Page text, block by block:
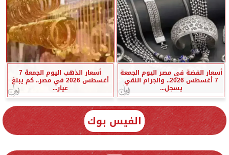
أسعار الفضة في مصر اليوم الجمعة
7 أغسطس 2026.. والجرام النقي
يسجل...
أسعار الذهب اليوم الجمعة 7
أغسطس 2026 في مصر.. كم يبلغ
عيار...
الفيس بوك